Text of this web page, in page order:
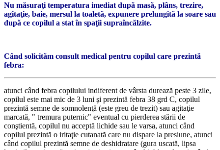
Nu măsuraţi temperatura imediat după masă, plâns, trezire,
agitaţie, baie, mersul la toaletă, expunere prelungită la soare sau
după ce copilul a stat în spaţii supraîncălzite.
Când solicităm consult medical pentru copilul care prezintă
febra:
atunci când febra copilului indiferent de vârsta durează peste 3 zile,
copilul este mai mic de 3 luni şi prezintă febra 38 grd C, copilul
prezintă semne de somnolenţă (este greu de trezit) sau agitaţie
marcată, " tremura puternic" eventual cu pierderea stării de
conştientă, copilul nu acceptă lichide sau le varsa, atunci când
copilul prezintă o iritaţie cutanată care nu dispare la presiune, atunci
când copilul prezintă semne de deshidratare (gura uscată, lipsa